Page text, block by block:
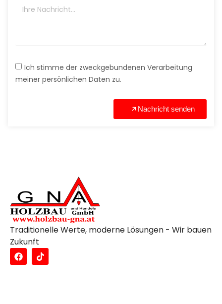
Ich stimme der zweckgebundenen Verarbeitung
meiner persönlichen Daten zu.
Nachricht senden
Traditionelle Werte, moderne Lösungen - Wir bauen
Zukunft